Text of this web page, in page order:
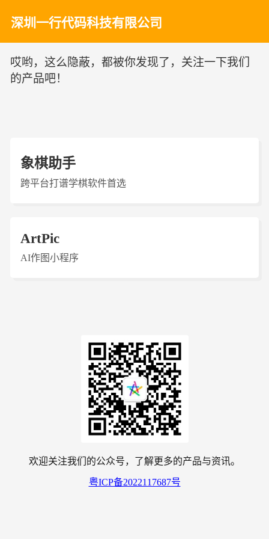
深圳一行代码科技有限公司
哎哟，这么隐蔽，都被你发现了，关注一下我们
的产品吧！
象棋助手
跨平台打谱学棋软件首选
ArtPic
AI作图小程序
欢迎关注我们的公众号，了解更多的产品与资讯。
粤ICP备2022117687号